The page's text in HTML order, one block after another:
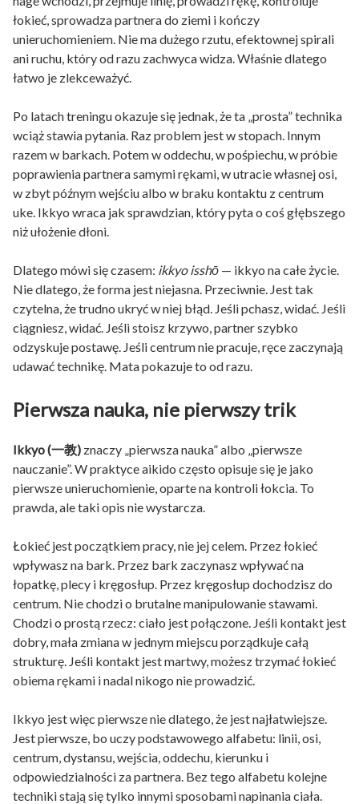
łokieć, sprowadza partnera do ziemi i kończy
unieruchomieniem. Nie ma dużego rzutu, efektownej spirali
ani ruchu, który od razu zachwyca widza. Właśnie dlatego
łatwo je zlekceważyć.
Po latach treningu okazuje się jednak, że ta „prosta” technika
wciąż stawia pytania. Raz problem jest w stopach. Innym
razem w barkach. Potem w oddechu, w pośpiechu, w próbie
poprawienia partnera samymi rękami, w utracie własnej osi,
w zbyt późnym wejściu albo w braku kontaktu z centrum
uke. Ikkyo wraca jak sprawdzian, który pyta o coś głębszego
niż ułożenie dłoni.
Dlatego mówi się czasem: ikkyo isshō — ikkyo na całe życie.
Nie dlatego, że forma jest niejasna. Przeciwnie. Jest tak
czytelna, że trudno ukryć w niej błąd. Jeśli pchasz, widać. Jeśli
ciągniesz, widać. Jeśli stoisz krzywo, partner szybko
odzyskuje postawę. Jeśli centrum nie pracuje, ręce zaczynają
udawać technikę. Mata pokazuje to od razu.
Pierwsza nauka, nie pierwszy trik
Ikkyo (一教) znaczy „pierwsza nauka” albo „pierwsze
nauczanie”. W praktyce aikido często opisuje się je jako
pierwsze unieruchomienie, oparte na kontroli łokcia. To
prawda, ale taki opis nie wystarcza.
Łokieć jest początkiem pracy, nie jej celem. Przez łokieć
wpływasz na bark. Przez bark zaczynasz wpływać na
łopatkę, plecy i kręgosłup. Przez kręgosłup dochodzisz do
centrum. Nie chodzi o brutalne manipulowanie stawami.
Chodzi o prostą rzecz: ciało jest połączone. Jeśli kontakt jest
dobry, mała zmiana w jednym miejscu porządkuje całą
strukturę. Jeśli kontakt jest martwy, możesz trzymać łokieć
obiema rękami i nadal nikogo nie prowadzić.
Ikkyo jest więc pierwsze nie dlatego, że jest najłatwiejsze.
Jest pierwsze, bo uczy podstawowego alfabetu: linii, osi,
centrum, dystansu, wejścia, oddechu, kierunku i
odpowiedzialności za partnera. Bez tego alfabetu kolejne
techniki stają się tylko innymi sposobami napinania ciała.